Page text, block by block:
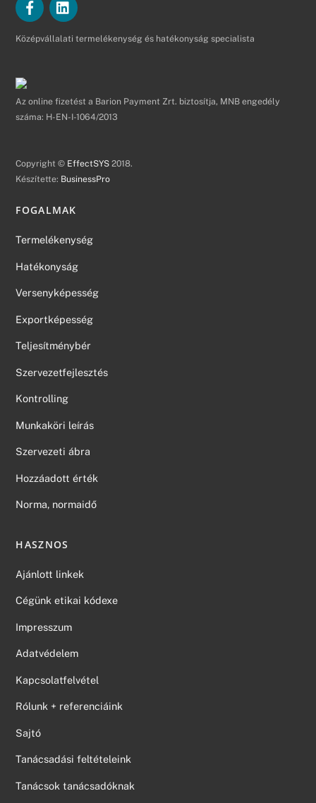
Középvállalati termelékenység és hatékonyság specialista
Az online fizetést a Barion Payment Zrt. biztosítja, MNB engedély
száma: H-EN-I-1064/2013
Copyright © EffectSYS 2018.
Készítette: BusinessPro
FOGALMAK
Termelékenység
Hatékonyság
Versenyképesség
Exportképesség
Teljesítménybér
Szervezetfejlesztés
Kontrolling
Munkaköri leírás
Szervezeti ábra
Hozzáadott érték
Norma, normaidő
HASZNOS
Ajánlott linkek
Cégünk etikai kódexe
Impresszum
Adatvédelem
Kapcsolatfelvétel
Rólunk + referenciáink
Sajtó
Tanácsadási feltételeink
Tanácsok tanácsadóknak